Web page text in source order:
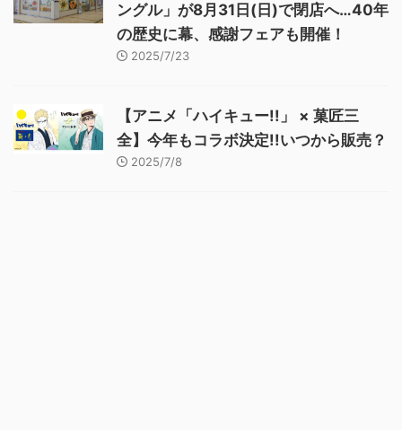
ングル」が8月31日(日)で閉店へ…40年
の歴史に幕、感謝フェアも開催！
2025/7/23
【アニメ「ハイキュー!!」 × 菓匠三
全】今年もコラボ決定!!いつから販売？
2025/7/8